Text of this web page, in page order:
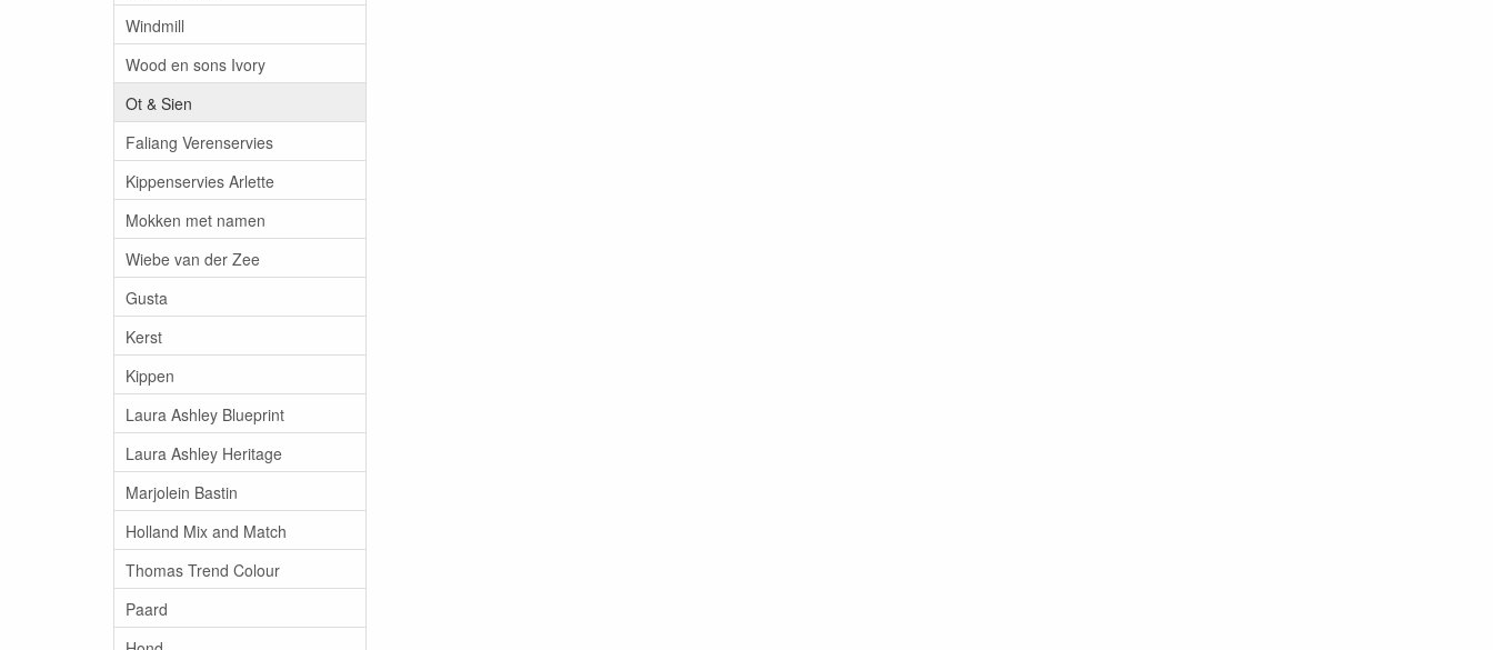
Windmill
Wood en sons Ivory
Ot & Sien
Faliang Verenservies
Kippenservies Arlette
Mokken met namen
Wiebe van der Zee
Gusta
Kerst
Kippen
Laura Ashley Blueprint
Laura Ashley Heritage
Marjolein Bastin
Holland Mix and Match
Thomas Trend Colour
Paard